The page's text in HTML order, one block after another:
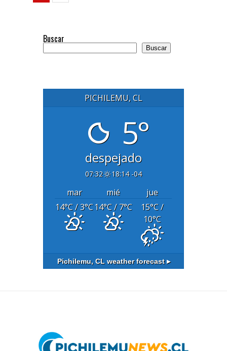
Buscar
Buscar
PICHILEMU, CL
5°
despejado
07:32 18:14 -04
mar mié
jue
14°C/ 3°C14°C/ 7°C 15°C/
10°C
Pichilemu, CL weather forecast ▸